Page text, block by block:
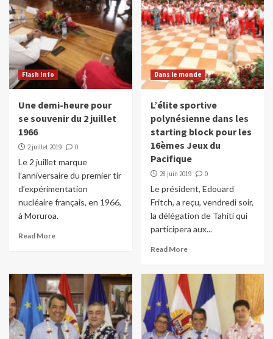
Flash Info
Une demi-heure pour
se souvenir du 2 juillet
1966
2 juillet 2019 0
Le 2 juillet marque
l’anniversaire du premier tir
d’expérimentation
nucléaire français, en 1966,
à Moruroa.
Read More
Dans le monde
L’élite sportive
polynésienne dans les
starting block pour les
16èmes Jeux du
Pacifique
28 juin 2019 0
Le président, Edouard
Fritch, a reçu, vendredi soir,
la délégation de Tahiti qui
participera aux...
Read More